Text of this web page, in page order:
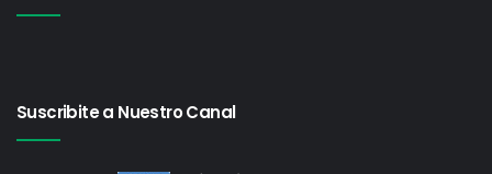
Suscribite a Nuestro Canal